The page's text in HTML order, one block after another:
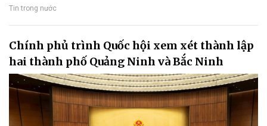
Tin trong nước
Chính phủ trình Quốc hội xem xét thành lập
hai thành phố Quảng Ninh và Bắc Ninh